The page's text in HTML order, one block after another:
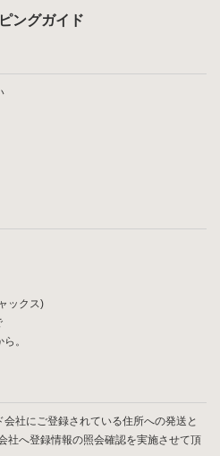
ングガイド
ックス)
ら。
社にご登録されている住所への発送と
社へ登録情報の照会確認を実施させて頂